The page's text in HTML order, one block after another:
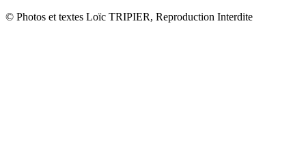
© Photos et textes Loïc TRIPIER, Reproduction Interdite